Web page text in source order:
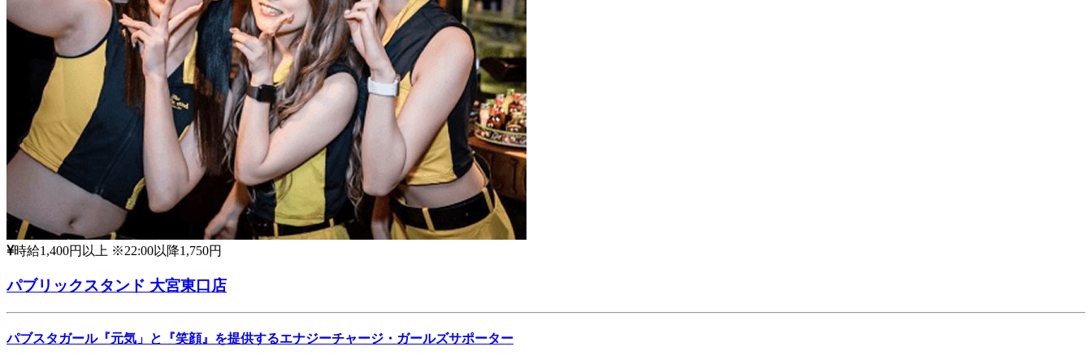
時給1,400円以上 ※22:00以降1,750円
パブリックスタンド 大宮東口店
パブスタガール『元気」と『笑顔』を提供するエナジーチャージ・ガールズサポーター